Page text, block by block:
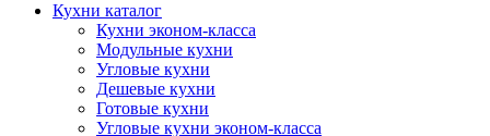
Кухни каталог
Кухни эконом-класса
Модульные кухни
Угловые кухни
Дешевые кухни
Готовые кухни
Угловые кухни эконом-класса